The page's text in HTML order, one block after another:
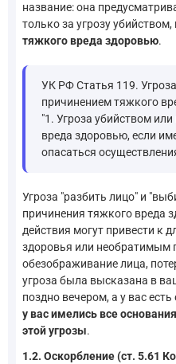
название: она
только за угрозу убийством,
тяжкого вреда здоровью.
УК РФ Статья 119.
причинением тяжкого
"1. Угроза убийством
вреда здоровью, если
опасаться
Угроза "разбить лицо" и
причинения тяжкого вреда
действия могут привести к
здоровья или необратимым
обезображивание лица,
угроза была высказана в
поздно вечером, а у вас
у вас имелись все
этой угрозы.
1.2. Оскорбление (ст. 5.61